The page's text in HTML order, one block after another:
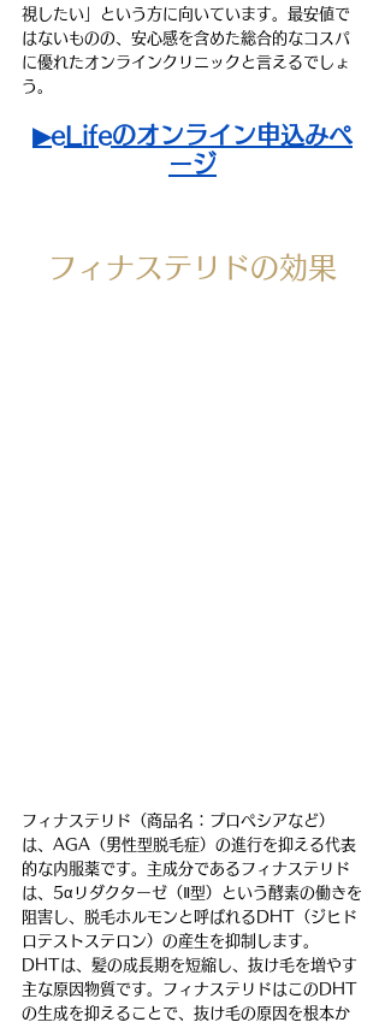
視したい」という方に向いています。最安値で
はないものの、安心感を含めた総合的なコスパ
に優れたオンラインクリニックと言えるでしょ
う。
▶eLifeのオンライン申込みペ
ージ
フィナステリドの効果
フィナステリド（商品名：プロペシアなど）
は、AGA（男性型脱毛症）の進行を抑える代表
的な内服薬です。主成分であるフィナステリド
は、5αリダクターゼ（Ⅱ型）という酵素の働きを
阻害し、脱毛ホルモンと呼ばれるDHT（ジヒド
ロテストステロン）の産生を抑制します。
DHTは、髪の成長期を短縮し、抜け毛を増やす
主な原因物質です。フィナステリドはこのDHT
の生成を抑えることで、抜け毛の原因を根本か